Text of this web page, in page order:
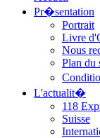
Pr�sentation
Portrait
Livre
Nous
Plan du
L'actualit�
118
Suisse